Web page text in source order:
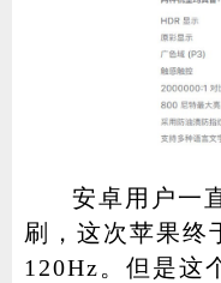
安卓用户一
刷，这次苹果终
120Hz。但是这